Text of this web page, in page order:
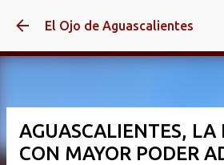
Ir al contenido
El Ojo de Aguascalientes
AGUASCALIENTES, LA
CON MAYOR PODER